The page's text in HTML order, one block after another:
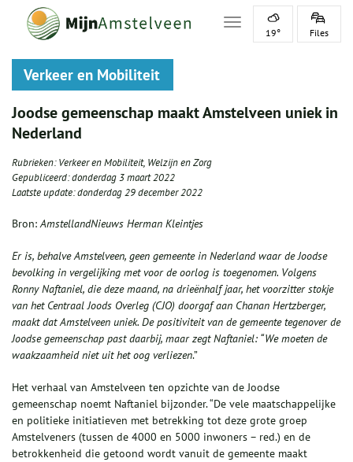
Toggle navigation
19° Files
Verkeer en Mobiliteit
Joodse gemeenschap maakt Amstelveen uniek in
Nederland
Rubrieken:Verkeer en Mobiliteit, Welzijn en Zorg
Gepubliceerd:donderdag 3 maart 2022
Laatste update:donderdag 29 december 2022
Bron:AmstellandNieuws Herman Kleintjes
Er is, behalve Amstelveen, geen gemeente in Nederland waar de Joodse
bevolking in vergelijking met voor de oorlog is toegenomen. Volgens
Ronny Naftaniel, die deze maand, na drieënhalf jaar, het voorzitter stokje
van het Centraal Joods Overleg (CJO) doorgaf aan Chanan Hertzberger,
maakt dat Amstelveen uniek. De positiviteit van de gemeente tegenover de
Joodse gemeenschap past daarbij, maar zegt Naftaniel: “We moeten de
waakzaamheid niet uit het oog verliezen.”
Het verhaal van Amstelveen ten opzichte van de Joodse
gemeenschap noemt Naftaniel bijzonder. “De vele maatschappelijke
en politieke initiatieven met betrekking tot deze grote groep
Amstelveners (tussen de 4000 en 5000 inwoners – red.) en de
betrokkenheid die getoond wordt vanuit de gemeente maakt